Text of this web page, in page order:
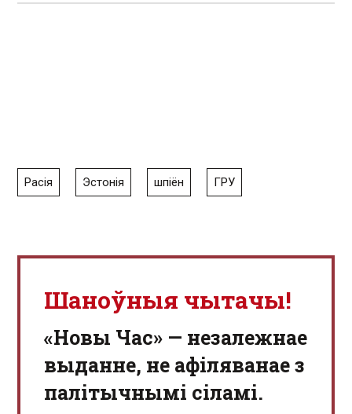
Расія Эстонія шпіён ГРУ
Шаноўныя чытачы!
«Новы Час» — незалежнае
выданне, не афіляванае з
палітычнымі сіламі.